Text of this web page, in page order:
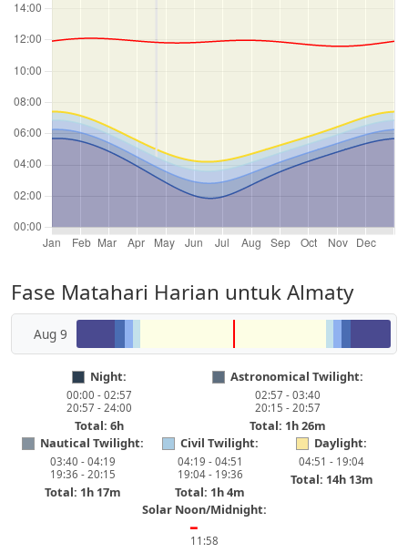
Fase Matahari Harian untuk Almaty
Aug 9
Night:
00:00 - 02:57
20:57 - 24:00
Total: 6h
Astronomical Twilight:
02:57 - 03:40
20:15 - 20:57
Total: 1h 26m
Nautical Twilight:
03:40 - 04:19
19:36 - 20:15
Total: 1h 17m
Civil Twilight:
04:19 - 04:51
19:04 - 19:36
Total: 1h 4m
Daylight:
04:51 - 19:04
Total: 14h 13m
Solar Noon/Midnight:
━
11:58